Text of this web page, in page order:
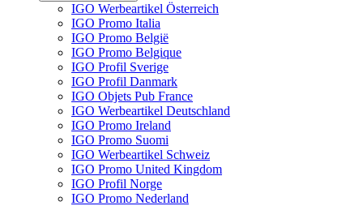
IGO Werbeartikel Österreich
IGO Promo Italia
IGO Promo België
IGO Promo Belgique
IGO Profil Sverige
IGO Profil Danmark
IGO Objets Pub France
IGO Werbeartikel Deutschland
IGO Promo Ireland
IGO Promo Suomi
IGO Werbeartikel Schweiz
IGO Promo United Kingdom
IGO Profil Norge
IGO Promo Nederland